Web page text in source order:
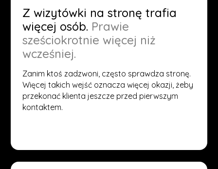
Z wizytówki na stronę trafia
więcej osób. Prawie
sześciokrotnie więcej niż
wcześniej.
Zanim ktoś zadzwoni, często sprawdza stronę.
Więcej takich wejść oznacza więcej okazji, żeby
przekonać klienta jeszcze przed pierwszym
kontaktem.